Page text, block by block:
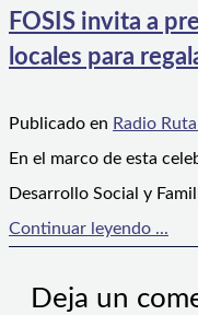
FOSIS invita a
locales para
Publicado en Radio
En el marco de esta
Desarrollo Social y
Continuar leyendo ...
Deja un